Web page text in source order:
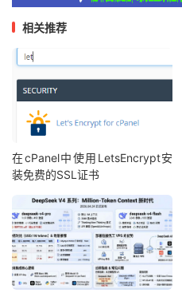
相关推荐
在cPanel中使用LetsEncrypt安
装免费的SSL证书